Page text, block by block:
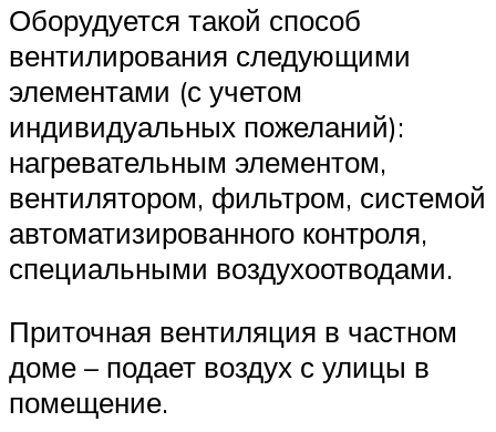
Оборудуется такой способ
вентилирования следующими
элементами (с учетом
индивидуальных пожеланий):
нагревательным элементом,
вентилятором, фильтром, системой
автоматизированного контроля,
специальными воздухоотводами.
Приточная вентиляция в частном
доме – подает воздух с улицы в
помещение.